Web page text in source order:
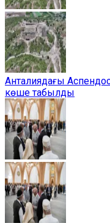
Анталиядағы
көше табылды